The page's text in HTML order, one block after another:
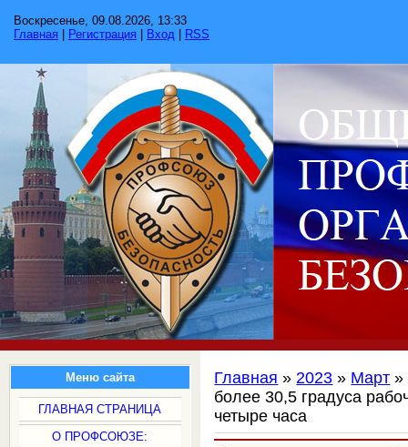
Воскресенье, 09.08.2026, 13:33
Главная
Регистрация Вход RSS
Меню сайта
ГЛАВНАЯ СТРАНИЦА
О ПРОФСОЮЗЕ:
Главная »2023 » Март »
более 30,5 градуса
четыре часа